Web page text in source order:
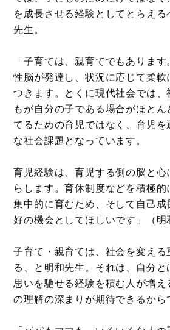
を成長させる経験としてとらえ
先生。
「子育ては、親育てでもありま
性脳が発達し、状況に応じて柔
つきます。とくに現代社会では
もが自分の子である場合がほと
てるための育児ではなく、育児
な社会課題となっています。
育児経験は、育児する側の脳と
らします。育休制度などを積極
集中的に育むため、そして自己
好の機会としてほしいです」（明
子育て・親育ては、社会を変え
る、と明和先生。それは、自分
思いを馳せる経験を積む人が増
の理解の深まりが期待できるから